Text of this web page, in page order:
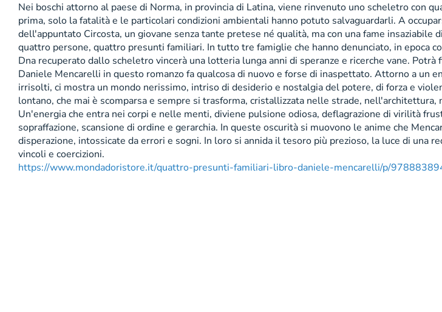
Nei boschi attorno al paese di Norma, in provincia di Latina, viene rinvenuto uno scheletro con
prima, solo la fatalità e le particolari condizioni ambientali hanno potuto salvaguardarli. A
dell'appuntato Circosta, un giovane senza tante pretese né qualità, ma con una fame
quattro persone, quattro presunti familiari. In tutto tre famiglie che hanno denunciato, in epoca
Dna recuperato dallo scheletro vincerà una lotteria lunga anni di speranze e ricerche vane.
Daniele Mencarelli in questo romanzo fa qualcosa di nuovo e forse di inaspettato. Attorno a un
irrisolti, ci mostra un mondo nerissimo, intriso di desiderio e nostalgia del potere, di forza e
lontano, che mai è scomparsa e sempre si trasforma, cristallizzata nelle strade,
Un'energia che entra nei corpi e nelle menti, diviene pulsione odiosa, deflagrazione di virilità
sopraffazione, scansione di ordine e gerarchia. In queste oscurità si muovono le anime che
disperazione, intossicate da errori e sogni. In loro si annida il tesoro più prezioso, la luce di una
vincoli e coercizioni.
https://www.mondadoristore.it/quattro-presunti-familiari-libro-daniele-mencarelli/p/